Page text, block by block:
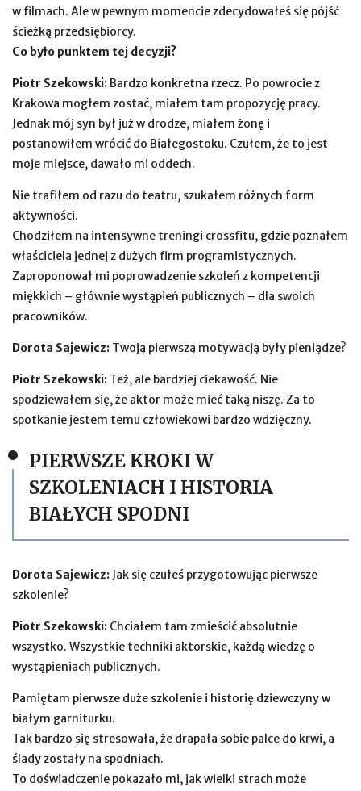
w filmach. Ale w pewnym momencie zdecydowałeś się pójść
ścieżką przedsiębiorcy.
Co było punktem tej decyzji?
Piotr Szekowski: Bardzo konkretna rzecz. Po powrocie z
Krakowa mogłem zostać, miałem tam propozycję pracy.
Jednak mój syn był już w drodze, miałem żonę i
postanowiłem wrócić do Białegostoku. Czułem, że to jest
moje miejsce, dawało mi oddech.
Nie trafiłem od razu do teatru, szukałem różnych form
aktywności.
Chodziłem na intensywne treningi crossfitu, gdzie poznałem
właściciela jednej z dużych firm programistycznych.
Zaproponował mi poprowadzenie szkoleń z kompetencji
miękkich – głównie wystąpień publicznych – dla swoich
pracowników.
Dorota Sajewicz: Twoją pierwszą motywacją były pieniądze?
Piotr Szekowski: Też, ale bardziej ciekawość. Nie
spodziewałem się, że aktor może mieć taką niszę. Za to
spotkanie jestem temu człowiekowi bardzo wdzięczny.
PIERWSZE KROKI W
SZKOLENIACH I HISTORIA
BIAŁYCH SPODNI
Dorota Sajewicz: Jak się czułeś przygotowując pierwsze
szkolenie?
Piotr Szekowski: Chciałem tam zmieścić absolutnie
wszystko. Wszystkie techniki aktorskie, każdą wiedzę o
wystąpieniach publicznych.
Pamiętam pierwsze duże szkolenie i historię dziewczyny w
białym garniturku.
Tak bardzo się stresowała, że drapała sobie palce do krwi, a
ślady zostały na spodniach.
To doświadczenie pokazało mi, jak wielki strach może